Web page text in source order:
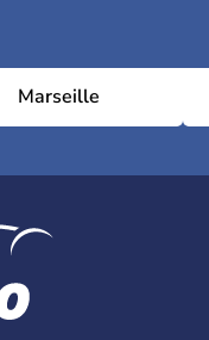
Marseille